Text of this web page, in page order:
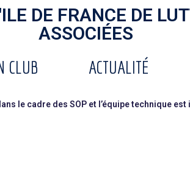
DE FRANCE DE
ASSOCIÉES
CLUB ACTUALITÉ
le cadre des SOP et l’équipe technique est